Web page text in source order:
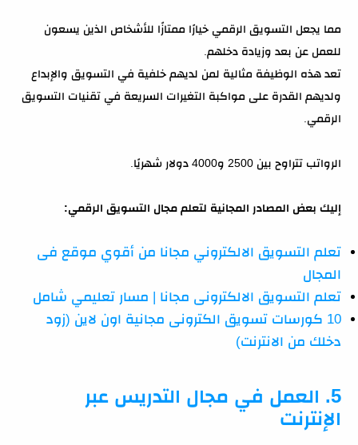
مما يجعل التسويق الرقمي خيارًا ممتازًا للأشخاص الذين يسعون
للعمل عن بعد وزيادة دخلهم.
تعد هذه الوظيفة مثالية لمن لديهم خلفية في التسويق والإبداع
ولديهم القدرة على مواكبة التغيرات السريعة في تقنيات التسويق
الرقمي.
الرواتب تتراوح بين 2500 و4000 دولار شهريًا.
إليك بعض المصادر المجانية لتعلم مجال التسويق الرقمي:
تعلم التسويق الالكتروني مجانا من أقوي موقع فى
المجال
تعلم التسويق الالكترونى مجانا | مسار تعليمي شامل
10 كورسات تسويق الكترونى مجانية اون لاين (زود
دخلك من الانترنت)
5. العمل في مجال التدريس عبر
الإنترنت